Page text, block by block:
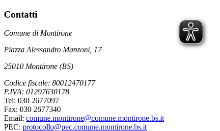
Contatti
Comune di Montirone
Piazza Alessandro Manzoni, 17
25010 Montirone (BS)
Codice fiscale: 80012470177
P.IVA: 01297630178
Tel: 030 2677097
Fax: 030 2677340
Email: comune.montirone@comune.montirone.bs.it
PEC: protocollo@pec.comune.montirone.bs.it